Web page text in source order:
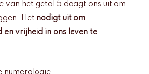
van het getal 5 daagt ons uit om
Het nodigt uit om
en vrijheid in ons leven te
numerologie